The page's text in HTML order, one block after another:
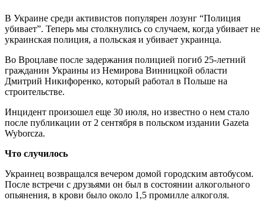
В Украине среди активистов популярен лозунг “Полиция
убивает”. Теперь мы столкнулись со случаем, когда убивает не
украинская полиция, а польская и убивает украинца.
Во Вроцлаве после задержания полицией погиб 25-летний
гражданин Украины из Немирова Винницкой области
Дмитрий Никифоренко, который работал в Польше на
строительстве.
Инцидент произошел еще 30 июля, но известно о нем стало
после публикации от 2 сентября в польском издании Gazeta
Wyborcza.
Что случилось
Украинец возвращался вечером домой городским автобусом.
После встречи с друзьями он был в состоянии алкогольного
опьянения, в крови было около 1,5 промилле алкоголя.